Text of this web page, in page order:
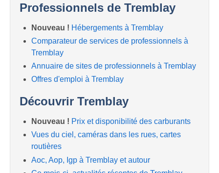
Professionnels de Tremblay
Nouveau ! Hébergements à Tremblay
Comparateur de services de professionnels à
Tremblay
Annuaire de sites de professionnels à Tremblay
Offres d'emploi à Tremblay
Découvrir Tremblay
Nouveau ! Prix et disponibilité des carburants
Vues du ciel, caméras dans les rues, cartes
routières
Aoc, Aop, Igp à Tremblay et autour